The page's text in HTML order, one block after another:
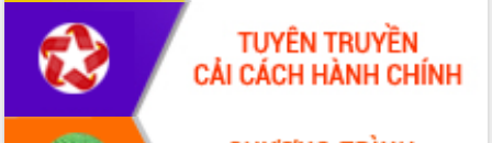
Thứ trưởng Bộ Y tế làm việc với tỉnh
Đắk Lắk về phát triển nhân lực y tế
cho trạm y tế cấp xã
Du lịch Đắk Lắk nâng tầm trải nghiệm
du khách thông qua Hệ thống cơ sở dữ
liệu và Bản đồ số